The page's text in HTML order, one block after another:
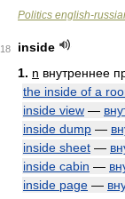
Politics english-
18
inside
1. n внутреннее
the inside of a
inside view —
inside dump —
inside sheet —
inside cabin —
inside page —